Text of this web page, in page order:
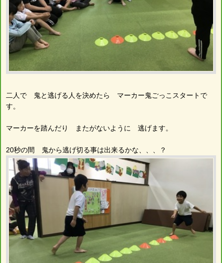
二人で 鬼と逃げる人を決めたら マーカー鬼ごっこスタートで
す。
マーカーを踏んだり またがないように 逃げます。
20秒の間 鬼から逃げ切る事は出来るかな、、、？